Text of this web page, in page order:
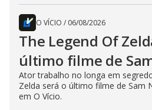
O VÍCIO / 06/08/2026
The Legend Of
último filme de
Ator trabalho no longa em
Zelda será o último filme de Sam
em O Vício.